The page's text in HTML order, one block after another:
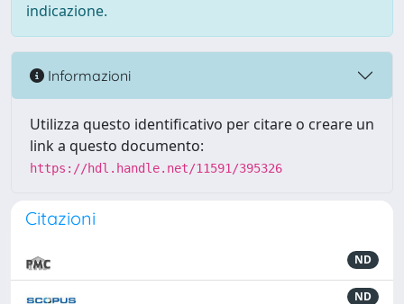
indicazione.
Informazioni
Utilizza questo identificativo per citare o creare un
link a questo documento:
https://hdl.handle.net/11591/395326
Citazioni
ND
ND